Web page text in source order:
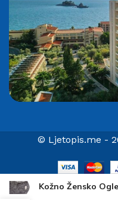
© Ljetopis.me -
Kožno Žensko